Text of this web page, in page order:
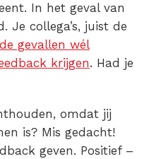
In het geval van
Je collega’s, juist de
gevallen wél
krijgen. Had je
omdat jij
is? Mis gedacht!
geven. Positief –